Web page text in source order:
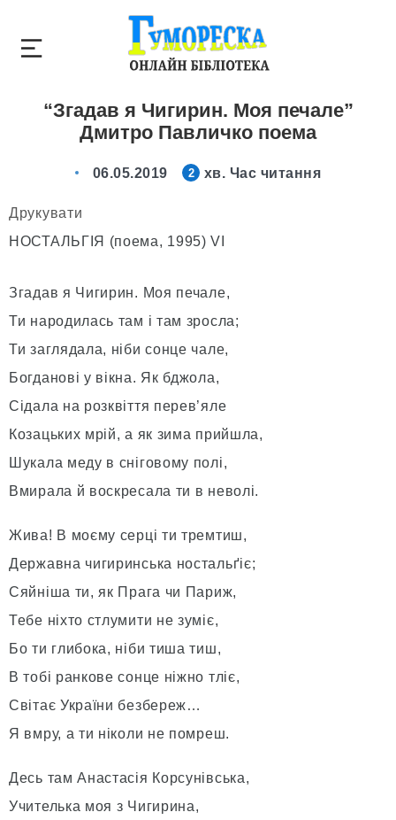
“Згадав я Чигирин. Моя печале”
Дмитро Павличко поема
06.05.2019 2 хв. Час читання
Друкувати
НОСТАЛЬГІЯ (поема, 1995) VI
Згадав я Чигирин. Моя печале,
Ти народилась там і там зросла;
Ти заглядала, ніби сонце чале,
Богданові у вікна. Як бджола,
Сідала на розквіття перев’яле
Козацьких мрій, а як зима прийшла,
Шукала меду в сніговому полі,
Вмирала й воскресала ти в неволі.
Жива! В моєму серці ти тремтиш,
Державна чигиринська ностальґіє;
Сяйніша ти, як Прага чи Париж,
Тебе ніхто стлумити не зуміє,
Бо ти глибока, ніби тиша тиш,
В тобі ранкове сонце ніжно тліє,
Світає України безбереж…
Я вмру, а ти ніколи не помреш.
Десь там Анастасія Корсунівська,
Учителька моя з Чигирина,